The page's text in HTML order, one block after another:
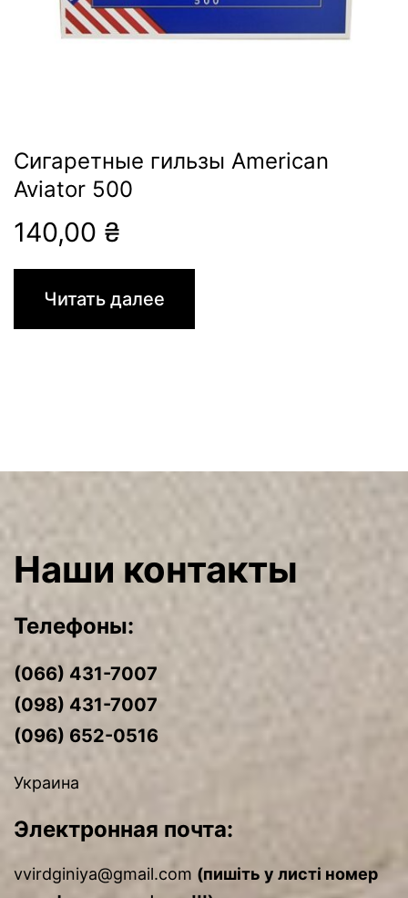
Сигаретные гильзы American
Aviator 500
140,00 ₴
Читать далее
Наши контакты
Телефоны:
(066) 431-7007
(098) 431-7007
(096) 652-0516
Украина
Электронная почта:
vvirdginiya@gmail.com (пишіть у листі номер